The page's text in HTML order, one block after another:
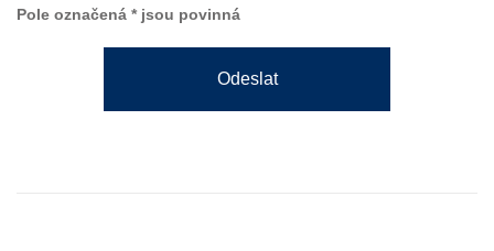
Pole označená * jsou povinná
Odeslat